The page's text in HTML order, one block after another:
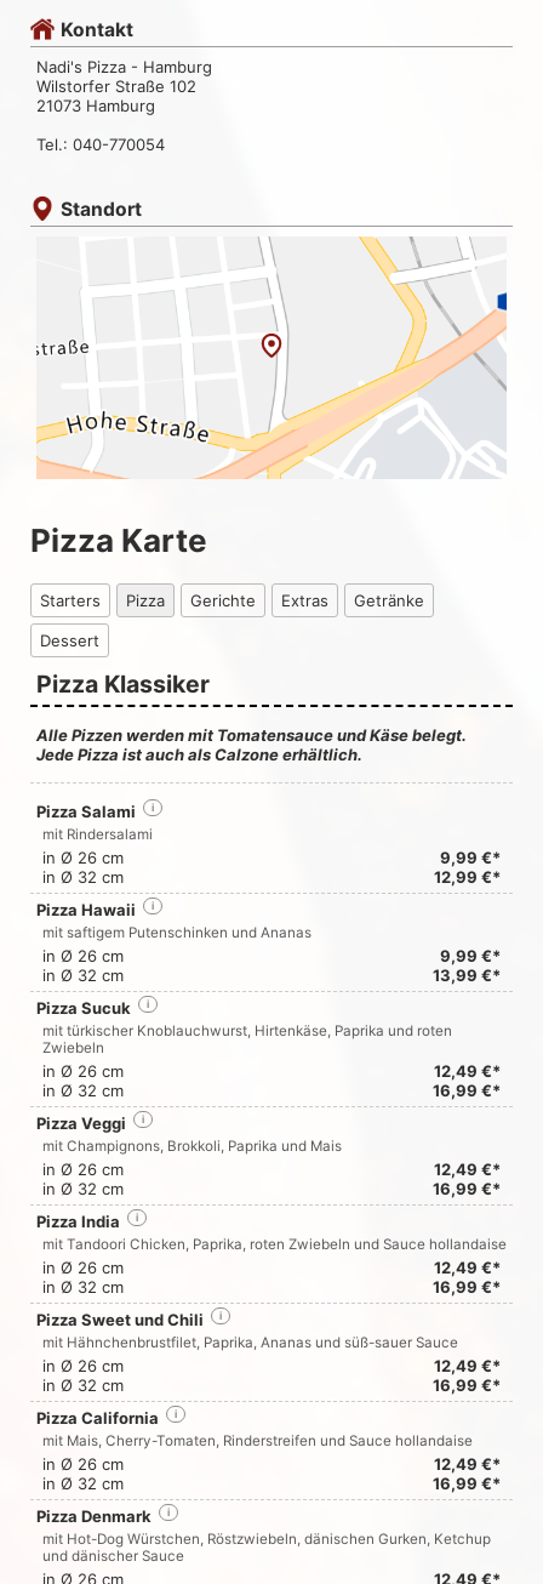
Kontakt
Nadi's Pizza - Hamburg
Wilstorfer Straße 102
21073 Hamburg
Tel.: 040-770054
Standort
Pizza Karte
Starters Pizza Gerichte Extras Getränke
Dessert
Pizza Klassiker
Alle Pizzen werden mit Tomatensauce und Käse belegt.
Jede Pizza ist auch als Calzone erhältlich.
Pizza Salami i
mit Rindersalami
in Ø 26 cm
9,99 €*
in Ø 32 cm
12,99 €*
Pizza Hawaii
i
mit saftigem Putenschinken und Ananas
in Ø 26 cm
9,99 €*
in Ø 32 cm
13,99 €*
Pizza Sucuk
i
mit türkischer Knoblauchwurst, Hirtenkäse, Paprika und roten
Zwiebeln
in Ø 26 cm
12,49 €*
in Ø 32 cm
16,99 €*
Pizza Veggi
i
mit Champignons, Brokkoli, Paprika und Mais
in Ø 26 cm
12,49 €*
in Ø 32 cm
16,99 €*
Pizza India
i
mit Tandoori Chicken, Paprika, roten Zwiebeln und Sauce hollandaise
in Ø 26 cm
12,49 €*
in Ø 32 cm
16,99 €*
Pizza Sweet und Chili
i
mit Hähnchenbrustfilet, Paprika, Ananas und süß-sauer Sauce
in Ø 26 cm
12,49 €*
in Ø 32 cm
16,99 €*
Pizza California
i
mit Mais, Cherry-Tomaten, Rinderstreifen und Sauce hollandaise
in Ø 26 cm
12,49 €*
in Ø 32 cm
16,99 €*
Pizza Denmark
i
mit Hot-Dog Würstchen, Röstzwiebeln, dänischen Gurken, Ketchup
und dänischer Sauce
in Ø 26 cm 12,49 €*